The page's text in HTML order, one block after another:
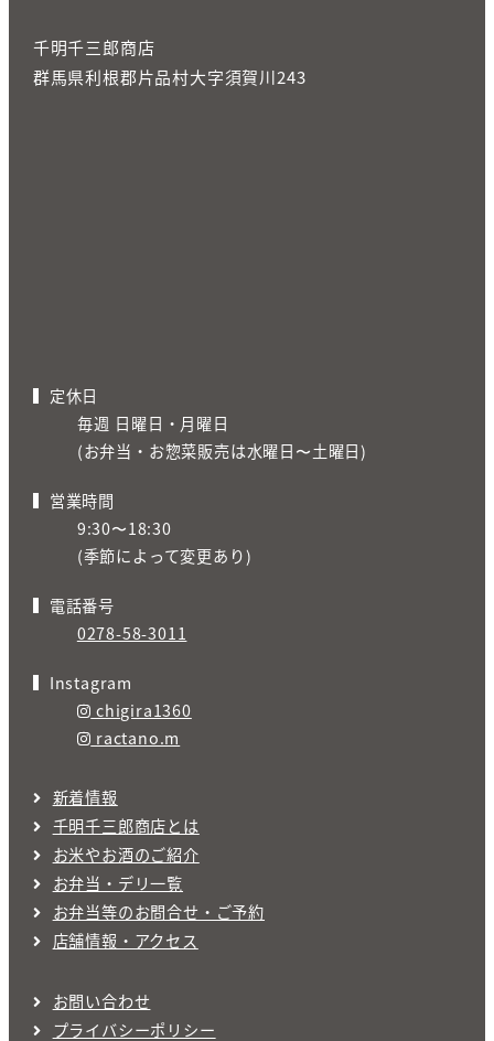
千明千三郎商店
群馬県利根郡片品村大字須賀川243
定休日
毎週 日曜日・月曜日
(お弁当・お惣菜販売は水曜日〜土曜日)
営業時間
9:30〜18:30
(季節によって変更あり)
電話番号
0278-58-3011
Instagram
chigira1360
ractano.m
新着情報
千明千三郎商店とは
お米やお酒のご紹介
お弁当・デリ一覧
お弁当等のお問合せ・ご予約
店舗情報・アクセス
お問い合わせ
プライバシーポリシー